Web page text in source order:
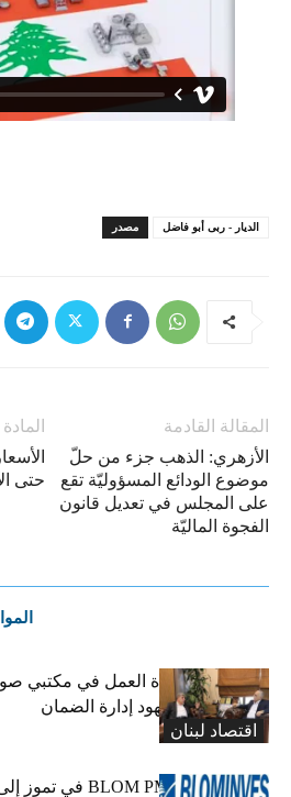
مصدر الديار - ربى أبو فاضل
حتى
المقالة القادمة
الأزهري: الذهب جزء من حلّ
موضوع الودائع المسؤوليّة تقع
على المجلس في تعديل قانون
الفجوة الماليّة
اقتصاد لبنان
كركي يعلن عودة العمل في مكتبي
وطليس ينوّه بجهود إدارة الضمان